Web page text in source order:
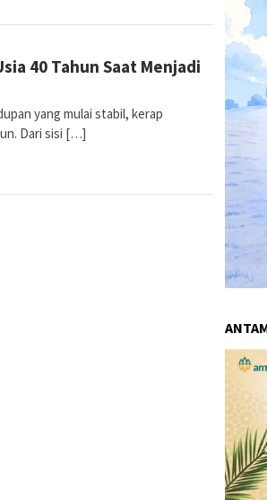
40 Tahun Saat Menjadi
yang mulai stabil, kerap
Dari sisi […]